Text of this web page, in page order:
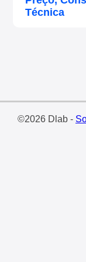
Técnica
©2026 Dlab -